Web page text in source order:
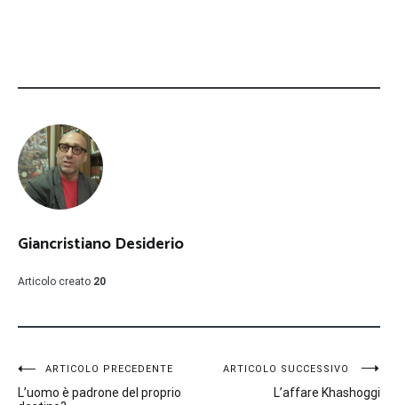
Giancristiano Desiderio
Articolo creato 20
Navigazione
ARTICOLO PRECEDENTE
L’uomo è padrone del proprio
ARTICOLO SUCCESSIVO
L’affare Khashoggi